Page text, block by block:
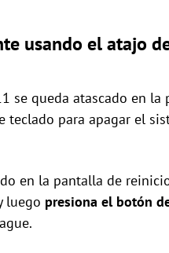
usando el atajo
se queda atascado en
teclado para apagar el
en la pantalla de
luego presiona el botón